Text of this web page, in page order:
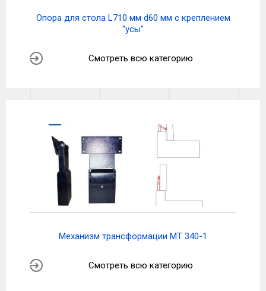
Опора для стола L710 мм d60 мм с креплением
"усы"
Смотреть всю категорию
Механизм трансформации МТ 340-1
Смотреть всю категорию